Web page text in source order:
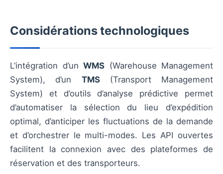
Considérations technologiques
L’intégration d’un WMS (Warehouse Management
System), d’un TMS(Transport Management
System) et d’outils d’analyse prédictive permet
d’automatiser la sélection du lieu d’expédition
optimal, d’anticiper les fluctuations de la demande
et d’orchestrer le multi-modes. Les API ouvertes
facilitent la connexion avec des plateformes de
réservation et des transporteurs.